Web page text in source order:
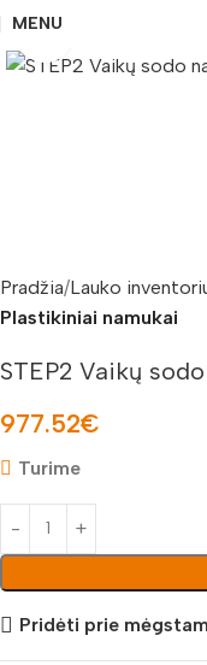
MENU
Pradžia Lauko
Plastikiniai namukai
STEP2 Vaikų
977.52€
Turime
Pridėti prie